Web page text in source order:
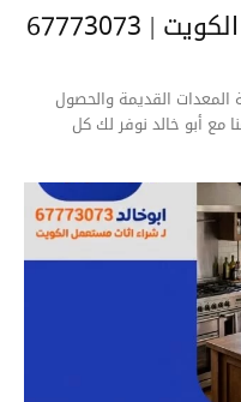
القديمة والحصول